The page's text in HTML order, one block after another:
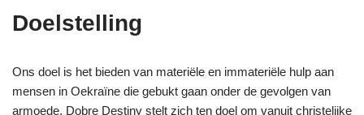
Doelstelling
Ons doel is het bieden van materiële en immateriële hulp aan
mensen in Oekraïne die gebukt gaan onder de gevolgen van
armoede. Dobre Destiny stelt zich ten doel om vanuit christelijke